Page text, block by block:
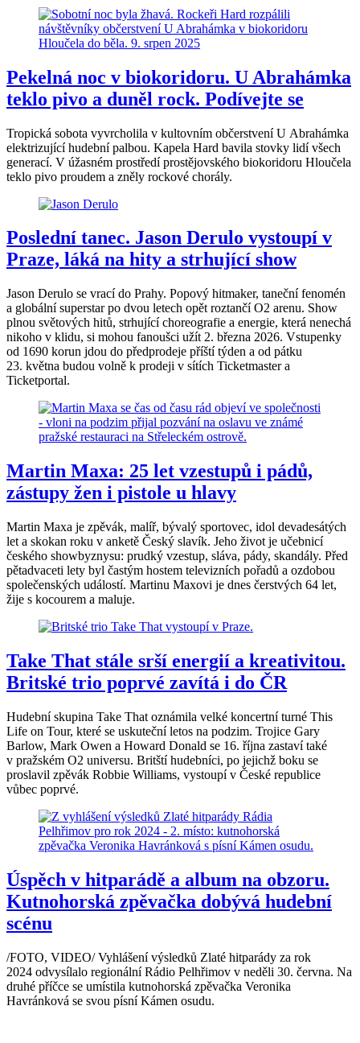
Pekelná noc v biokoridoru. U Abrahámka
teklo pivo a duněl rock. Podívejte se
Tropická sobota vyvrcholila v kultovním občerstvení U Abrahámka
elektrizující hudební palbou. Kapela Hard bavila stovky lidí všech
generací. V úžasném prostředí prostějovského biokoridoru Hloučela
teklo pivo proudem a zněly rockové chorály.
Poslední tanec. Jason Derulo vystoupí v
Praze, láká na hity a strhující show
Jason Derulo se vrací do Prahy. Popový hitmaker, taneční fenomén
a globální superstar po dvou letech opět roztančí O2 arenu. Show
plnou světových hitů, strhující choreografie a energie, která nenechá
nikoho v klidu, si mohou fanoušci užít 2. března 2026. Vstupenky
od 1690 korun jdou do předprodeje příští týden a od pátku
23. května budou volně k prodeji v sítích Ticketmaster a
Ticketportal.
Martin Maxa: 25 let vzestupů i pádů,
zástupy žen i pistole u hlavy
Martin Maxa je zpěvák, malíř, bývalý sportovec, idol devadesátých
let a skokan roku v anketě Český slavík. Jeho život je učebnicí
českého showbyznysu: prudký vzestup, sláva, pády, skandály. Před
pětadvaceti lety byl častým hostem televizních pořadů a ozdobou
společenských událostí. Martinu Maxovi je dnes čerstvých 64 let,
žije s kocourem a maluje.
Take That stále srší energií a kreativitou.
Britské trio poprvé zavítá i do ČR
Hudební skupina Take That oznámila velké koncertní turné This
Life on Tour, které se uskuteční letos na podzim. Trojice Gary
Barlow, Mark Owen a Howard Donald se 16. října zastaví také
v pražském O2 universu. Britští hudebníci, po jejichž boku se
proslavil zpěvák Robbie Williams, vystoupí v České republice
vůbec poprvé.
Úspěch v hitparádě a album na obzoru.
Kutnohorská zpěvačka dobývá hudební
scénu
/FOTO, VIDEO/ Vyhlášení výsledků Zlaté hitparády za rok
2024 odvysílalo regionální Rádio Pelhřimov v neděli 30. června. Na
druhé příčce se umístila kutnohorská zpěvačka Veronika
Havránková se svou písní Kámen osudu.